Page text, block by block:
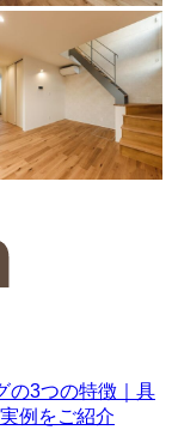
の3つの特徴｜具
例をご紹介